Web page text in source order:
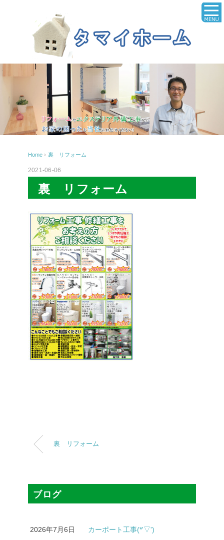
Home › 裏 リフォーム
2021-06-06
裏 リフォーム
裏 リフォーム
ブログ
2026年7月6日
カーポート工事(*'▽')